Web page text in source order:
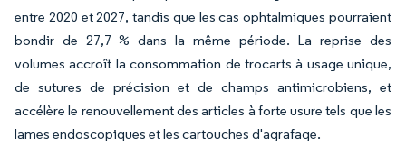
entre 2020 et 2027, tandis que les cas ophtalmiques pourraient
bondir de 27,7 % dans la même période. La reprise des
volumes accroît la consommation de trocarts à usage unique,
de sutures de précision et de champs antimicrobiens, et
accélère le renouvellement des articles à forte usure tels que les
lames endoscopiques et les cartouches d'agrafage.